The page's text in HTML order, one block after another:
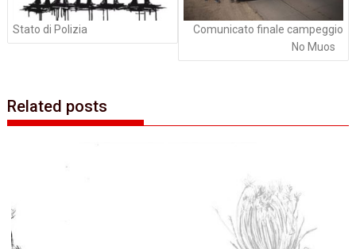
Stato di Polizia
Comunicato finale campeggio
No Muos
Related posts